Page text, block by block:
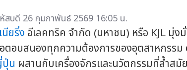
สบดี 26 กุมภาพันธ์ 2569 16:05 น.
นียริ่ง อีเลคทริค จำกัด (มหาชน) หรือ KJL มุ่ง
ตอบสนองทุกความต้องการของอุตสาหกรรม
ปุ่น ผสานกับเครื่องจักรและนวัตกรรมที่ล้ำส